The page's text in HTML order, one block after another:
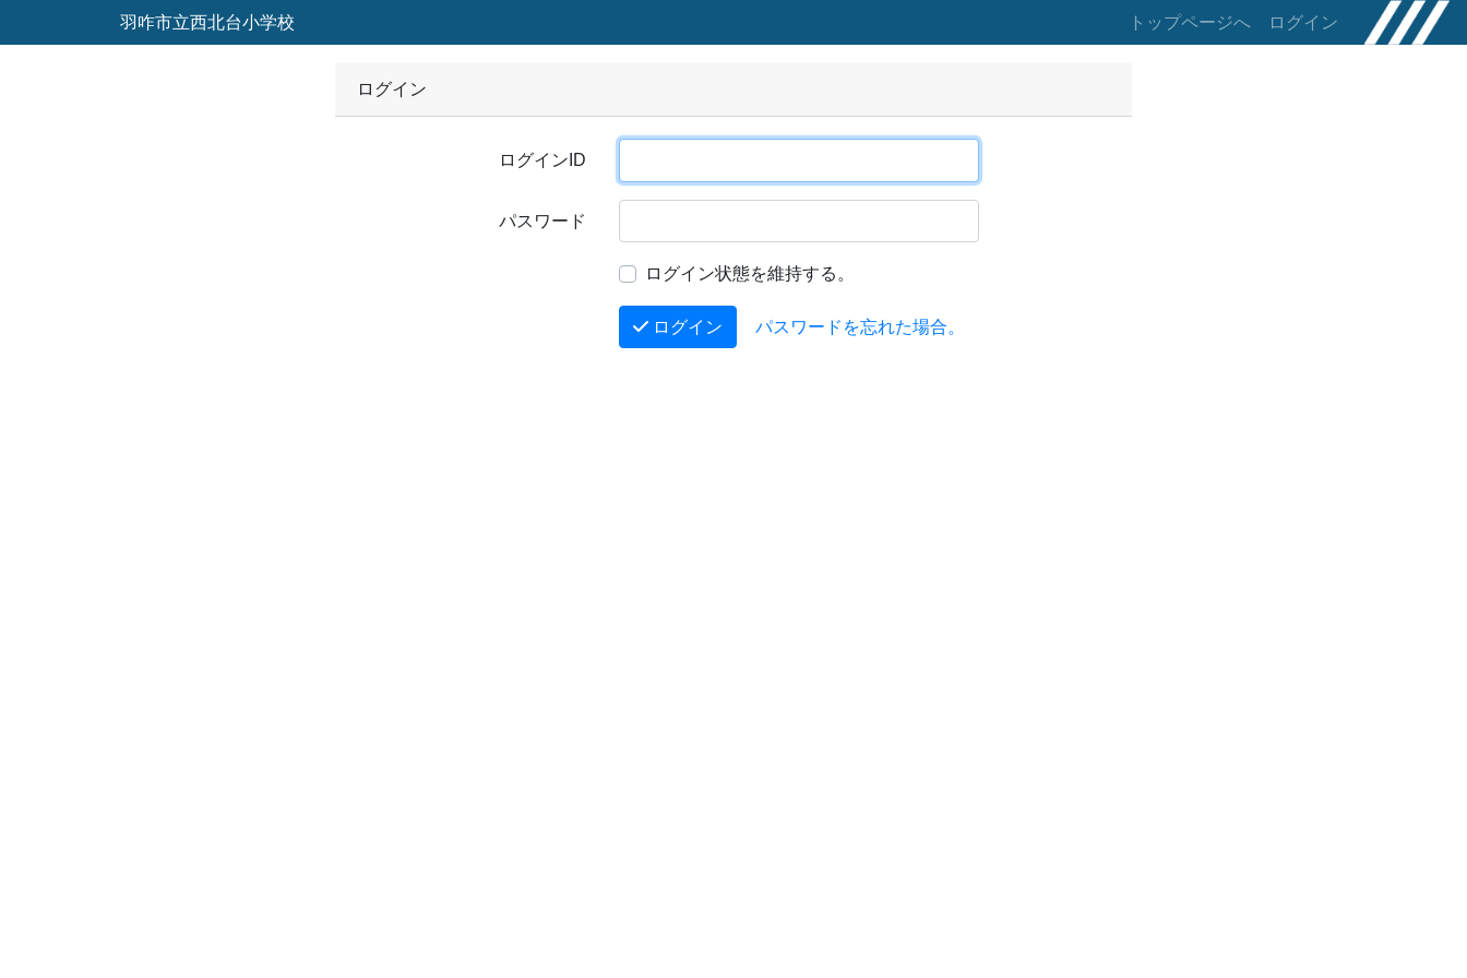
羽咋市立西北台小学校 トップページへ ログイン
ログイン
ログインID
パスワード
ログイン状態を維持する。
ログイン パスワードを忘れた場合。